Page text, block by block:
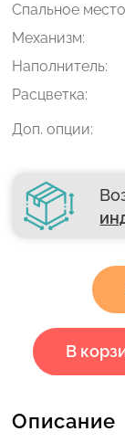
Спальное
Механизм:
Наполнитель:
Расцветка:
Доп. опции:
В
Описание